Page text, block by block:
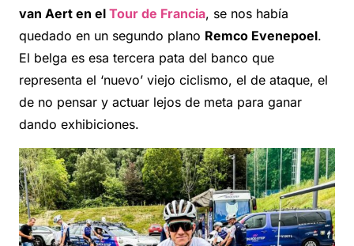
van Aert en el Tour de Francia, se nos había
quedado en un segundo plano Remco Evenepoel.
El belga es esa tercera pata del banco que
representa el ‘nuevo’ viejo ciclismo, el de ataque, el
de no pensar y actuar lejos de meta para ganar
dando exhibiciones.